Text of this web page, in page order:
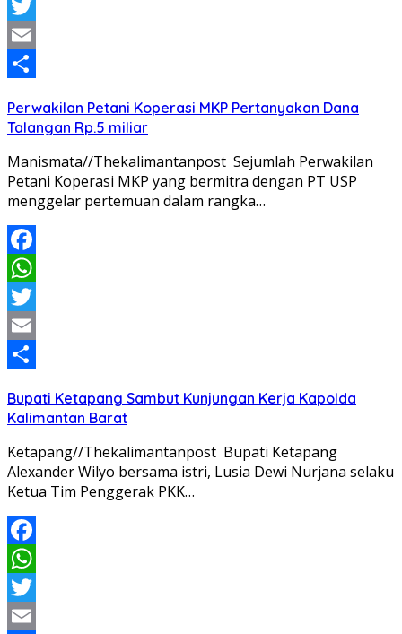
WhatsApp
Twitter
Email
Perwakilan Petani Koperasi MKP Pertanyakan Dana
Talangan Rp.5 miliar
Manismata//Thekalimantanpost Sejumlah Perwakilan
Petani Koperasi MKP yang bermitra dengan PT USP
menggelar pertemuan dalam rangka…
Facebook
WhatsApp
Twitter
Email
Bupati Ketapang Sambut Kunjungan Kerja Kapolda
Kalimantan Barat
Ketapang//Thekalimantanpost Bupati Ketapang
Alexander Wilyo bersama istri, Lusia Dewi Nurjana selaku
Ketua Tim Penggerak PKK…
Facebook
WhatsApp
Twitter